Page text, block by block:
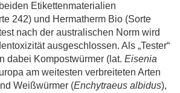
Etikettenmaterialien
242) und Hermatherm Bio (Sorte
nach der australischen Norm wird
ausgeschlossen. Als „Tester“
dabei Kompostwürmer (lat. Eisenia
am weitesten verbreiteten Arten
Weißwürmer (Enchytraeus albidus),